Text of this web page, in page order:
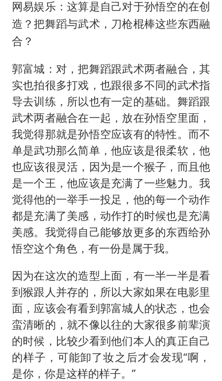
网易娱乐：这算是自己对于孙悟空的在创
造？把舞蹈与武术，刀枪棍棒这些东西融
合？
郭富城：对，把舞蹈跟武术两者融合，其
实也拍很多打戏，也跟很多不同的武术指
导去训练，所以也有一定的基础。舞蹈跟
武术两者融合在一起，放在孙悟空里面，
我觉得那就是孙悟空应该有的特性。而不
单是武功那么简单，他应该是很柔软，他
也应该很灵活，因为是一个猴子，而且他
是一个王，他应该是充满了一些魅力。我
觉得他的一举手一投足，他的每一个动作
都是充满了美感，动作打的时候也是充满
美感。我觉得自己能够放更多的东西给孙
悟空这个角色，有一份是属于我。
因为在这次的造型上面，有一半一半是看
到猴跟人并存的，所以大家如果在电影里
面，应该会有看到郭富城人的状态，也会
蛮清晰的，就不像以往的大家很多前辈演
的时候，比较少看到他们本人的真正自己
的样子，可能卸了妆之后才会发现“啊，
是你，你是这样的样子。”